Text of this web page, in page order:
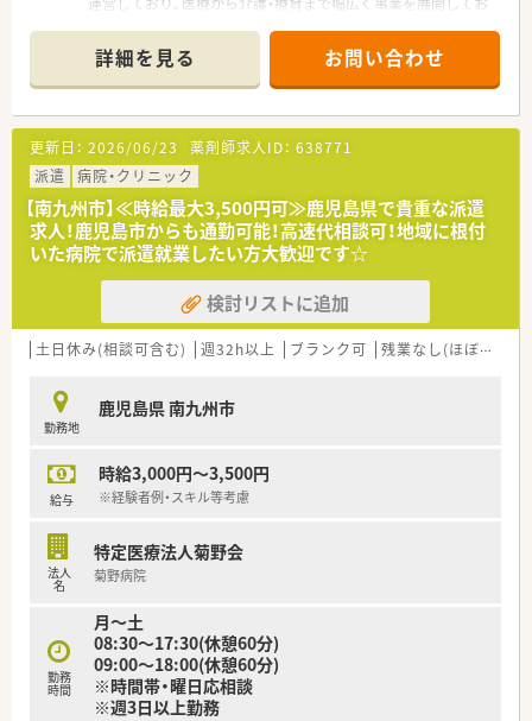
募可能で、転職回数が多くない方を対象としています。
■面接はZOOMを用いたオンライン形式で実施されるため、現職
で忙しい方もスケジュール調整が容易です。
■目指す医療は、「きく」医療。患者様・利用者様のお話を聴き、な
にげない会話からその方の想いや状態を汲み取ることが、ひとり
ひとりに応じた「効く」医療・介護につながるように患者様ファ
ーストの意識を持って運営しております。
■地域のお祭り・講演会・ボランティアの受け入れなど活動にも
力を入れており、地域の根付いた病院です。
≪こんな病院です≫
■病院の前には足湯が入れるスペースがあり、地域の方が集まれ
るスペースなどもございます。
■色んな業種の方がご勤務されておりますが、関係性が良くチー
ム医療をする環境が整っております。
■病院勤務者の30％以上は鹿児島市内よりご勤務されており、
道も混まない為鹿児島市内にお住いの方も大歓迎です。
■助手さんは2名おります。
■有給取得率は62%以上ございます。
詳細を見る お問い合わせ
更新日： 2026/06/23 薬剤師求人ID： 638771
派遣
病院・クリニック
【南九州市】≪時給最大3,500円可≫鹿児島県で貴重な派遣
求人！鹿児島市からも通勤可能！高速代相談可！地域に根付
いた病院で派遣就業したい方大歓迎です☆
検討リストに追加
土日休み(相談可含む) 週32h以上 ブランク可 残業なし(ほぼなし含む)
勤務地
鹿児島県 南九州市
給与
時給3,000円～3,500円
※経験者例・スキル等考慮
法人
名
特定医療法人菊野会
菊野病院
勤務
時間
月～土
08:30～17:30(休憩60分)
09:00～18:00(休憩60分)
※時間帯・曜日応相談
※週3日以上勤務